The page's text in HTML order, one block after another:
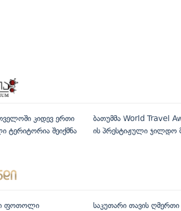
კიდევ ერთი
ტერიტორია შეიქმნა
ბათუმმა World Travel
ის პრესტიჟული ჯილდო
ფოთოლი საკუთარი თავის ღმერთი